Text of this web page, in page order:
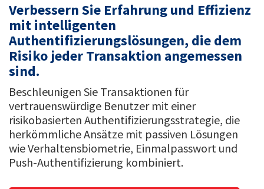
Verbessern Sie Erfahrung und Effizienz
mit intelligenten
Authentifizierungslösungen, die dem
Risiko jeder Transaktion angemessen
sind.
Beschleunigen Sie Transaktionen für
vertrauenswürdige Benutzer mit einer
risikobasierten Authentifizierungsstrategie, die
herkömmliche Ansätze mit passiven Lösungen
wie Verhaltensbiometrie, Einmalpasswort und
Push-Authentifizierung kombiniert.